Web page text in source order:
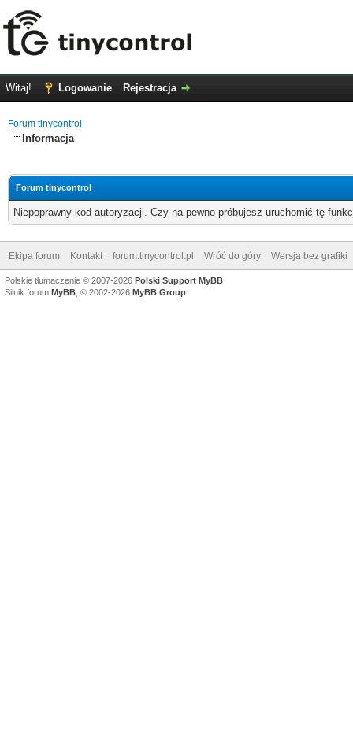
Witaj! Logowanie Rejestracja
Forum tinycontrol
Informacja
Forum tinycontrol
Niepoprawny kod autoryzacji. Czy na pewno próbujesz uruchomić tę
Ekipa forum Kontakt forum.tinycontrol.pl Wróć do góry Wersja bez grafiki
Polskie tłumaczenie © 2007-2026 Polski Support MyBB
Silnik forum MyBB , © 2002-2026 MyBB Group